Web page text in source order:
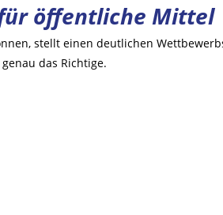
öffentliche Mittel
stellt einen deutlichen
das Richtige.